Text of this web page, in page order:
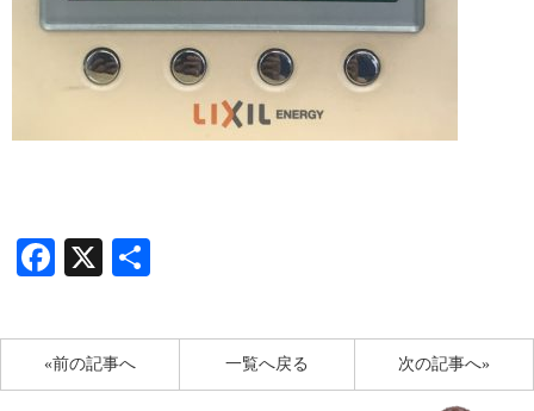
Facebook
X
«前の記事へ 次の記事へ»
一覧へ戻る